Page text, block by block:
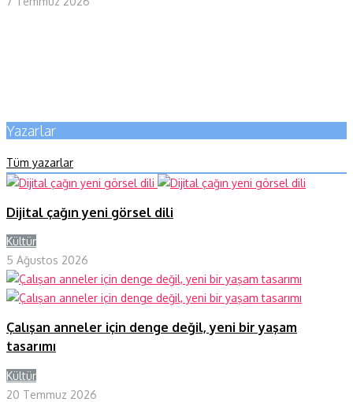
Yazarlar
Tüm yazarlar
Dijital çağın yeni görsel dili
Kültür
5 Ağustos 2026
Çalışan anneler için denge değil, yeni bir yaşam
tasarımı
Kültür
20 Temmuz 2026